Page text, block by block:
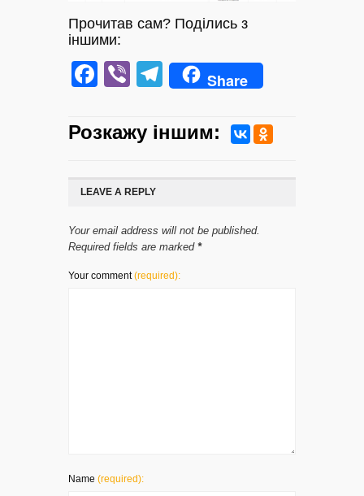
Прочитав сам? Поділись з
іншими:
Facebook
ViberTelegram
Share
Розкажу iншим:
LEAVE A REPLY
Your email address will not be published.
Required fields are marked *
Your comment(required):
Name (required):